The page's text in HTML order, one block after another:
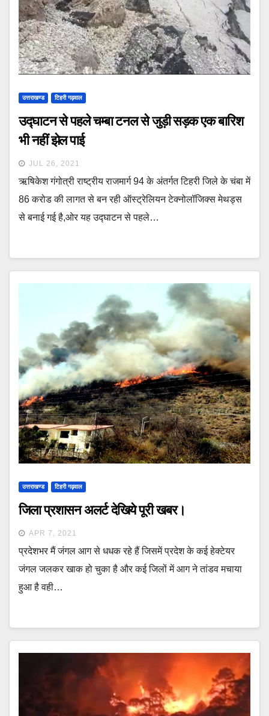
उत्तराखण्ड टिहरी गढ़वाल
उद्घाटन से पहले चम्बा टनल से जुड़ी सड़क एक बारिश
भी नहीं झेल पाई
JUL 26, 2021
ऋषिकेश गंगोत्री राष्ट्रीय राजमार्ग 94 के अंतर्गत टिहरी जिले के चंबा में
86 करोड की लागत से बन रही ऑस्ट्रेलियन टेक्नोलॉजिक्स मेथड्स
से बनाई गई है,ओर यह उद्घाटन से पहले…
उत्तराखण्ड टिहरी गढ़वाल
जिला प्रशासन अलर्ट देखिये पूरी खबर।
APR 7, 2021
प्रदेशभर मैं जंगल आग से धधक रहे हैं जिसमें प्रदेश के कई हेक्टेयर
जंगल जलकर खाक हो चुका है और कई जिलों में आग ने तांडव मचाया
हुआ है वही…